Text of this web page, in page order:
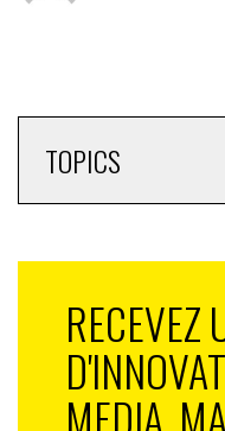
TOPICS
RECEVEZ
MEDIA,